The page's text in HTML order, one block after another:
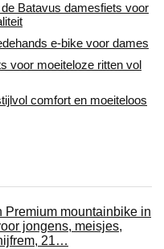
Batavus damesfiets voor
e-bike voor dames
voor moeiteloze ritten vol
comfort en moeiteloos
mountainbike in
jongens, meisjes,
21…